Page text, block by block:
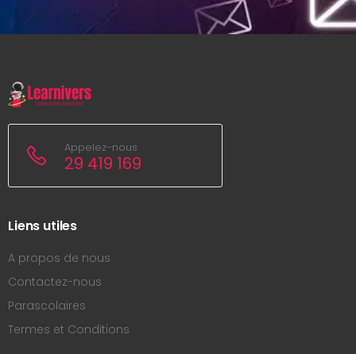
Appelez-nous
29 419 169
Liens utiles
A propos de nous
Contactez-nous
Parascolaires
Termes et Conditions